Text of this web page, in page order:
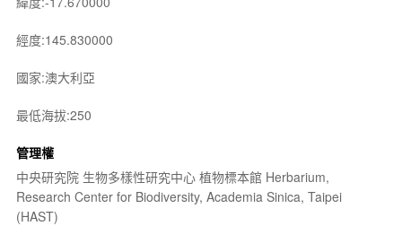
經度:145.830000
國家:澳大利亞
最低海拔:250
管理權
中央研究院 生物多樣性研究中心 植物標本館 Herbarium,
Research Center for Biodiversity, Academia Sinica, Taipei
(HAST)